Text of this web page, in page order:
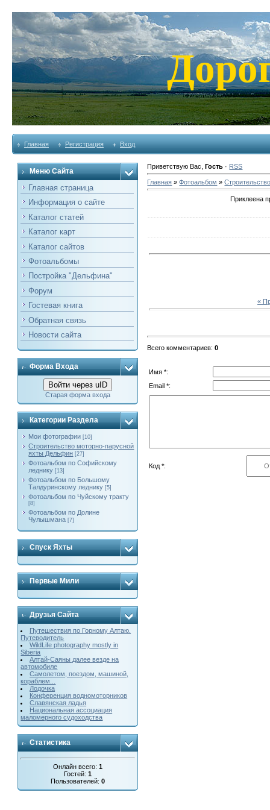
Главная Регистрация Вход
Меню Сайта
Главная страница
Информация о сайте
Каталог статей
Каталог карт
Каталог сайтов
Фотоальбомы
Постройка "Дельфина"
Форум
Гостевая книга
Обратная связь
Новости сайта
Форма Входа
Войти через uID
Старая форма входа
Категории Раздела
Мои фотографии [10]
Строительство моторно-парусной
яхты Дельфин [27]
Фотоальбом по Софийскому
леднику [13]
Фотоальбом по Большому
Талдуринскому леднику [5]
Фотоальбом по Чуйскому тракту
[8]
Фотоальбом по Долине
Чулышмана [7]
Спуск Яхты
Первые Мили
Друзья Сайта
Путешествия по Горному Алтаю.
Путеводитель
WildLife photography mostly in
Siberia
Алтай-Саяны далее везде на
автомобиле
Cамолетом, поездом, машиной,
кораблем...
Лодочка
Конференция водномоторников
Славянская ладья
Национальная ассоциация
маломерного судоходства
Статистика
Онлайн всего:1
Гостей:1
Пользователей:0
Приветствую Вас ,Гость · RSS
Главная »Фотоальбом »
Приклеена
«
Всего комментариев:0
Имя *:
Email *:
Код *: